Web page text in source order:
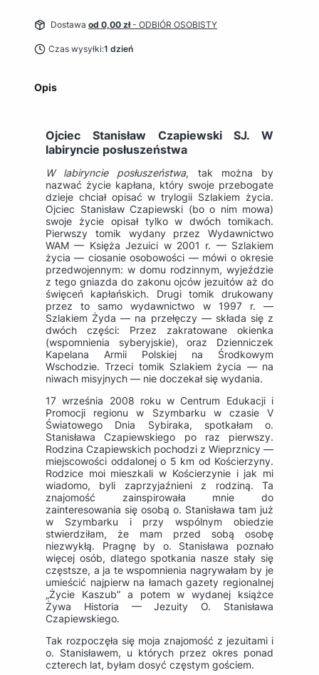
Dostawa od 0,00 zł- ODBIÓR OSOBISTY
Czas wysyłki:1 dzień
Opis
Ojciec Stanisław Czapiewski SJ. W
labiryncie posłuszeństwa
W labiryncie posłuszeństwa, tak można by
nazwać życie kapłana, który swoje przebogate
dzieje chciał opisać w trylogii Szlakiem życia.
Ojciec Stanisław Czapiewski (bo o nim mowa)
swoje życie opisał tylko w dwóch tomikach.
Pierwszy tomik wydany przez Wydawnictwo
WAM — Księża Jezuici w 2001 r. — Szlakiem
życia — ciosanie osobowości — mówi o okresie
przedwojennym: w domu rodzinnym, wyjeździe
z tego gniazda do zakonu ojców jezuitów aż do
święceń kapłańskich. Drugi tomik drukowany
przez to samo wydawnictwo w 1997 r. —
Szlakiem Żyda — na przełęczy — składa się z
dwóch części: Przez zakratowane okienka
(wspomnienia syberyjskie), oraz Dzienniczek
Kapelana Armii Polskiej na Środkowym
Wschodzie. Trzeci tomik Szlakiem życia — na
niwach misyjnych — nie doczekał się wydania.
17 września 2008 roku w Centrum Edukacji i
Promocji regionu w Szymbarku w czasie V
Światowego Dnia Sybiraka, spotkałam o.
Stanisława Czapiewskiego po raz pierwszy.
Rodzina Czapiewskich pochodzi z Wieprznicy —
miejscowości oddalonej o 5 km od Kościerzyny.
Rodzice moi mieszkali w Kościerzynie i jak mi
wiadomo, byli zaprzyjaźnieni z rodziną. Ta
znajomość zainspirowała mnie do
zainteresowania się osobą o. Stanisława tam już
w Szymbarku i przy wspólnym obiedzie
stwierdziłam, że mam przed sobą osobę
niezwykłą. Pragnę by o. Stanisława poznało
więcej osób, dlatego spotkania nasze stały się
częstsze, a ja te wspomnienia nagrywałam by je
umieścić najpierw na łamach gazety regionalnej
„Życie Kaszub” a potem w wydanej książce
Żywa Historia — Jezuity O. Stanisława
Czapiewskiego.
Tak rozpoczęła się moja znajomość z jezuitami i
o. Stanisławem, u których przez okres ponad
czterech lat, byłam dosyć częstym gościem.